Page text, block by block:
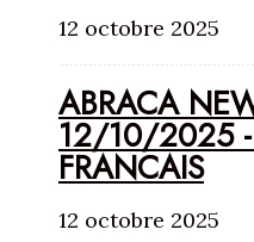
12 octobre 2025
ABRACA
12/10/2025 -
FRANCAIS
12 octobre 2025